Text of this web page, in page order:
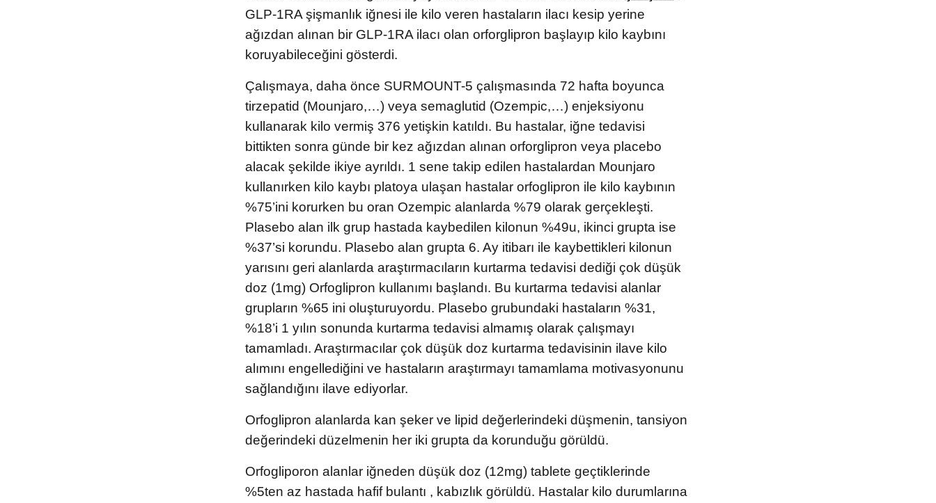
Genel
Sorularınıza Cevaplar
Kalbinize Dair Bilgiler
Dr.Genco Yucelin Blogu
GLP-1RA şişmanlık iğnesi ile kilo veren hastaların ilacı kesip yerine
ağızdan alınan bir GLP-1RA ilacı olan orforglipron başlayıp kilo kaybını
koruyabileceğini gösterdi.
Çalışmaya, daha önce SURMOUNT-5 çalışmasında 72 hafta boyunca
tirzepatid (Mounjaro,…) veya semaglutid (Ozempic,…) enjeksiyonu
kullanarak kilo vermiş 376 yetişkin katıldı. Bu hastalar, iğne tedavisi
bittikten sonra günde bir kez ağızdan alınan orforglipron veya placebo
alacak şekilde ikiye ayrıldı. 1 sene takip edilen hastalardan Mounjaro
kullanırken kilo kaybı platoya ulaşan hastalar orfoglipron ile kilo kaybının
%75’ini korurken bu oran Ozempic alanlarda %79 olarak gerçekleşti.
Plasebo alan ilk grup hastada kaybedilen kilonun %49u, ikinci grupta ise
%37’si korundu. Plasebo alan grupta 6. Ay itibarı ile kaybettikleri kilonun
yarısını geri alanlarda araştırmacıların kurtarma tedavisi dediği çok düşük
doz (1mg) Orfoglipron kullanımı başlandı. Bu kurtarma tedavisi alanlar
grupların %65 ini oluşturuyordu. Plasebo grubundaki hastaların %31,
%18’i 1 yılın sonunda kurtarma tedavisi almamış olarak çalışmayı
tamamladı. Araştırmacılar çok düşük doz kurtarma tedavisinin ilave kilo
alımını engellediğini ve hastaların araştırmayı tamamlama motivasyonunu
sağlandığını ilave ediyorlar.
Orfoglipron alanlarda kan şeker ve lipid değerlerindeki düşmenin, tansiyon
değerindeki düzelmenin her iki grupta da korunduğu görüldü.
Orfogliporon alanlar iğneden düşük doz (12mg) tablete geçtiklerinde
%5ten az hastada hafif bulantı , kabızlık görüldü. Hastalar kilo durumlarına